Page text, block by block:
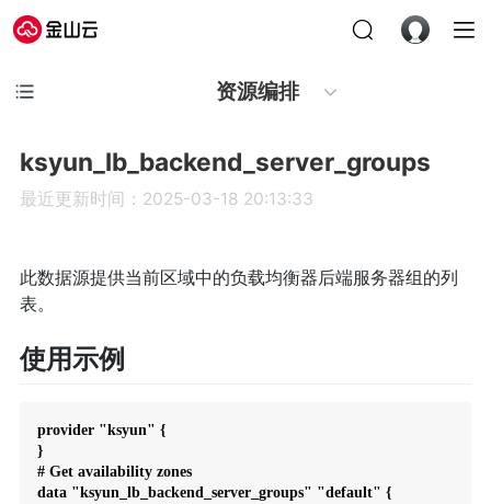
资源编排
ksyun_lb_backend_server_groups
最近更新时间：2025-03-18 20:13:33
此数据源提供当前区域中的负载均衡器后端服务器组的列
表。
使用示例
provider "ksyun" {
}
# Get availability zones
data "ksyun_lb_backend_server_groups" "default" {